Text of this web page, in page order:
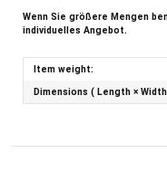
Wenn Sie größere Mengen
individuelles Angebot.
Item weight:
Dimensions ( Length ×